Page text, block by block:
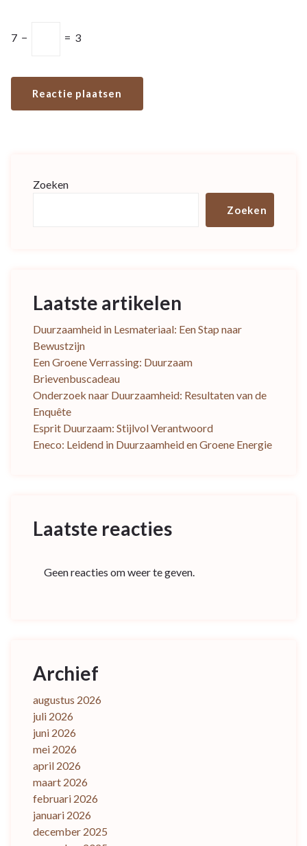
7 − = 3
Zoeken
Zoeken
Laatste artikelen
Duurzaamheid in Lesmateriaal: Een Stap naar
Bewustzijn
Een Groene Verrassing: Duurzaam
Brievenbuscadeau
Onderzoek naar Duurzaamheid: Resultaten van de
Enquête
Esprit Duurzaam: Stijlvol Verantwoord
Eneco: Leidend in Duurzaamheid en Groene Energie
Laatste reacties
Geen reacties om weer te geven.
Archief
augustus 2026
juli 2026
juni 2026
mei 2026
april 2026
maart 2026
februari 2026
januari 2026
december 2025